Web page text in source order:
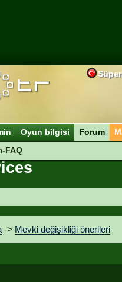
Oyun bilgisi
Forum
FAQ
-> Mevki değişikliği önerileri